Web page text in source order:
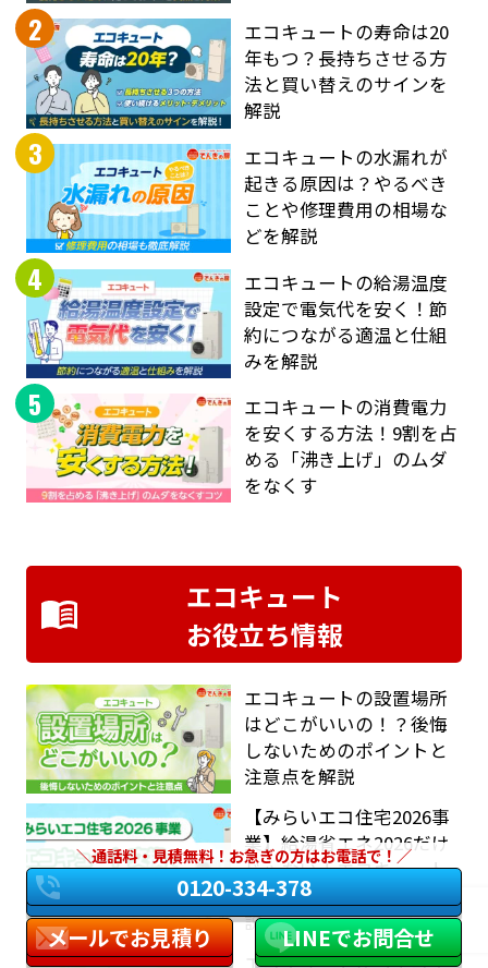
2
エコキュートの寿命は20
年もつ？長持ちさせる方
法と買い替えのサインを
解説
3
エコキュートの水漏れが
起きる原因は？やるべき
ことや修理費用の相場な
どを解説
4
エコキュートの給湯温度
設定で電気代を安く！節
約につながる適温と仕組
みを解説
5
エコキュートの消費電力
を安くする方法！9割を占
める「沸き上げ」のムダ
をなくす
エコキュート
お役立ち情報
エコキュートの設置場所
はどこがいいの！？後悔
しないためのポイントと
注意点を解説
【みらいエコ住宅2026事
業】給湯省エネ2026だけ
じゃない！エコキュート
交換で使える補助金を解
説
エコキュートからエコキ
通話料・見積無料！お急ぎの方はお電話で！
0120-334-378
メールでお見積り
LINEでお問合せ